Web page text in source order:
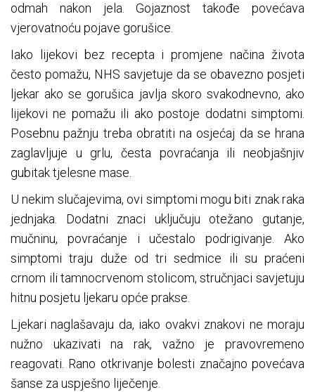
odmah nakon jela. Gojaznost takođe povećava
vjerovatnoću pojave gorušice.
Iako lijekovi bez recepta i promjene načina života
često pomažu, NHS savjetuje da se obavezno posjeti
ljekar ako se gorušica javlja skoro svakodnevno, ako
lijekovi ne pomažu ili ako postoje dodatni simptomi.
Posebnu pažnju treba obratiti na osjećaj da se hrana
zaglavljuje u grlu, česta povraćanja ili neobjašnjiv
gubitak tjelesne mase.
U nekim slučajevima, ovi simptomi mogu biti znak raka
jednjaka. Dodatni znaci uključuju otežano gutanje,
mučninu, povraćanje i učestalo podrigivanje. Ako
simptomi traju duže od tri sedmice ili su praćeni
crnom ili tamnocrvenom stolicom, stručnjaci savjetuju
hitnu posjetu ljekaru opće prakse.
Ljekari naglašavaju da, iako ovakvi znakovi ne moraju
nužno ukazivati na rak, važno je pravovremeno
reagovati. Rano otkrivanje bolesti značajno povećava
šanse za uspješno liječenje.